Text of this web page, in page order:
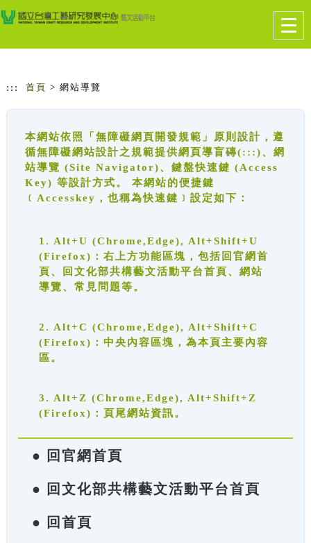
跳到主要內容
網站導覽
::: 首頁 > 網站導覽
本網站依照「無障礙網頁開發規範」原則設計，遵
循無障礙網站設計之規範提供網頁導盲磚(:::)、網
站導覽 (Site Navigator)、鍵盤快速鍵 (Access
Key) 等設計方式。 本網站的便捷鍵
﹝Accesskey，也稱為快速鍵﹞設定如下：
1. Alt+U (Chrome,Edge), Alt+Shift+U
(Firefox)：右上方功能區塊，包括回官網首
頁、回文化部共構藝文活動平台首頁、網站
導覽、常見問題等。
2. Alt+C (Chrome,Edge), Alt+Shift+C
(Firefox)：中央內容區塊，為本頁主要內容
區。
3. Alt+Z (Chrome,Edge), Alt+Shift+Z
(Firefox)：頁尾網站資訊。
● 回官網首頁
● 回文化部共構藝文活動平台首頁
● 回首頁